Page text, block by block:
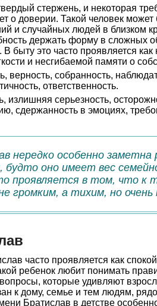
стержень, и некоторая
о доверии. Такой человек может
и случайных людей в близком
держать форму в сложных
это часто проявляется как
и несгибаемой памяти о
верность, собранность,
ответственность.
излишняя серьезность,
сдержанность в эмоциях,
нередко особенно заметна
будто оно имеет вес
проявляется в том, что к
громким, а тихим, но
часто проявляется как
ребенок любит понимать
которые удивляют
к дому, семье и тем людям,
Братислав в детстве